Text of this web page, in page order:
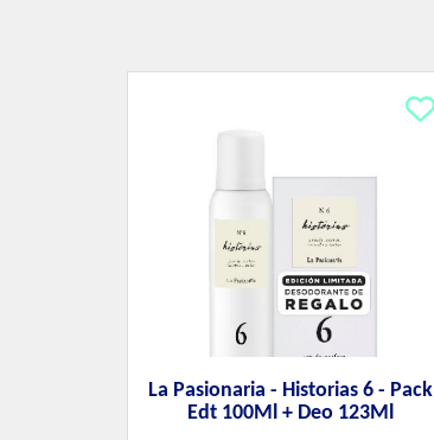
La Pasionaria - Historias 6 - Pack
Edt 100Ml + Deo 123Ml